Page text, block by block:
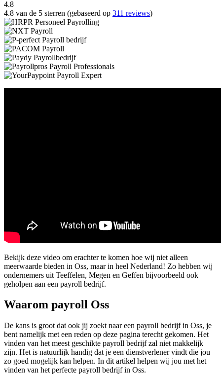
4.8
4.8 van de 5 sterren (gebaseerd op 311 reviews)
Bekijk deze video om erachter te komen hoe wij niet alleen
meerwaarde bieden in Oss, maar in heel Nederland! Zo hebben wij
ondernemers uit Teeffelen, Megen en Geffen bijvoorbeeld ook
geholpen aan een payroll bedrijf.
Waarom payroll Oss
De kans is groot dat ook jij zoekt naar een payroll bedrijf in Oss, je
bent namelijk met een reden op deze pagina terecht gekomen. Het
vinden van het meest geschikte payroll bedrijf zal niet makkelijk
zijn. Het is natuurlijk handig dat je een dienstverlener vindt die jou
zo goed mogelijk kan helpen. In dit artikel helpen wij jou met het
vinden van het perfecte payroll bedrijf in Oss.